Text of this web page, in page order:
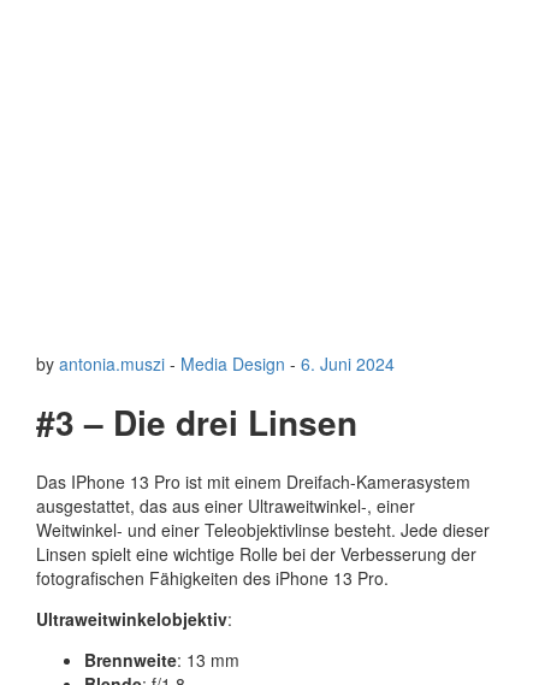
by antonia.muszi - Media Design - 6. Juni 2024
#3 – Die drei Linsen
Das IPhone 13 Pro ist mit einem Dreifach-Kamerasystem
ausgestattet, das aus einer Ultraweitwinkel-, einer
Weitwinkel- und einer Teleobjektivlinse besteht. Jede dieser
Linsen spielt eine wichtige Rolle bei der Verbesserung der
fotografischen Fähigkeiten des iPhone 13 Pro.
Ultraweitwinkelobjektiv:
Brennweite: 13 mm